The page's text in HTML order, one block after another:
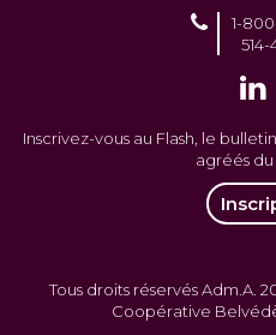
1-
Inscrivez-vous au Flash, le
agréés
Tous droits réservés Adm.A.
Coopérative